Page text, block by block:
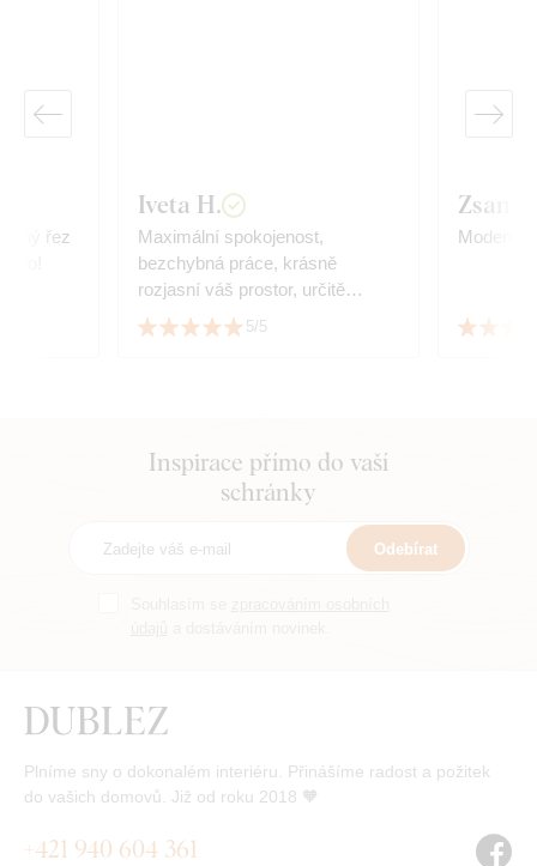
řez
Iveta H.
Maximální spokojenost,
bezchybná práce, krásně
rozjasní váš prostor, určitě
doporučuji.
5/5
Moderní,
Inspirace přímo do vaší
schránky
Odebírat
Plníme sny o dokonalém interiéru. Přinášíme radost a požitek
do vašich domovů. Již od roku 2018 🧡
+421 940 604 361